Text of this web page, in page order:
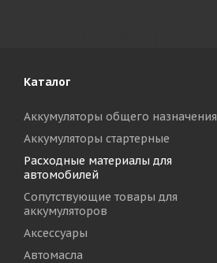
Каталог
Аккумуляторы общего назначения
Аккумуляторы стартерные
Расходные материалы для
автомобилей
Сопутствующие товары для
аккумуляторов
Аксессуары
Автомасла